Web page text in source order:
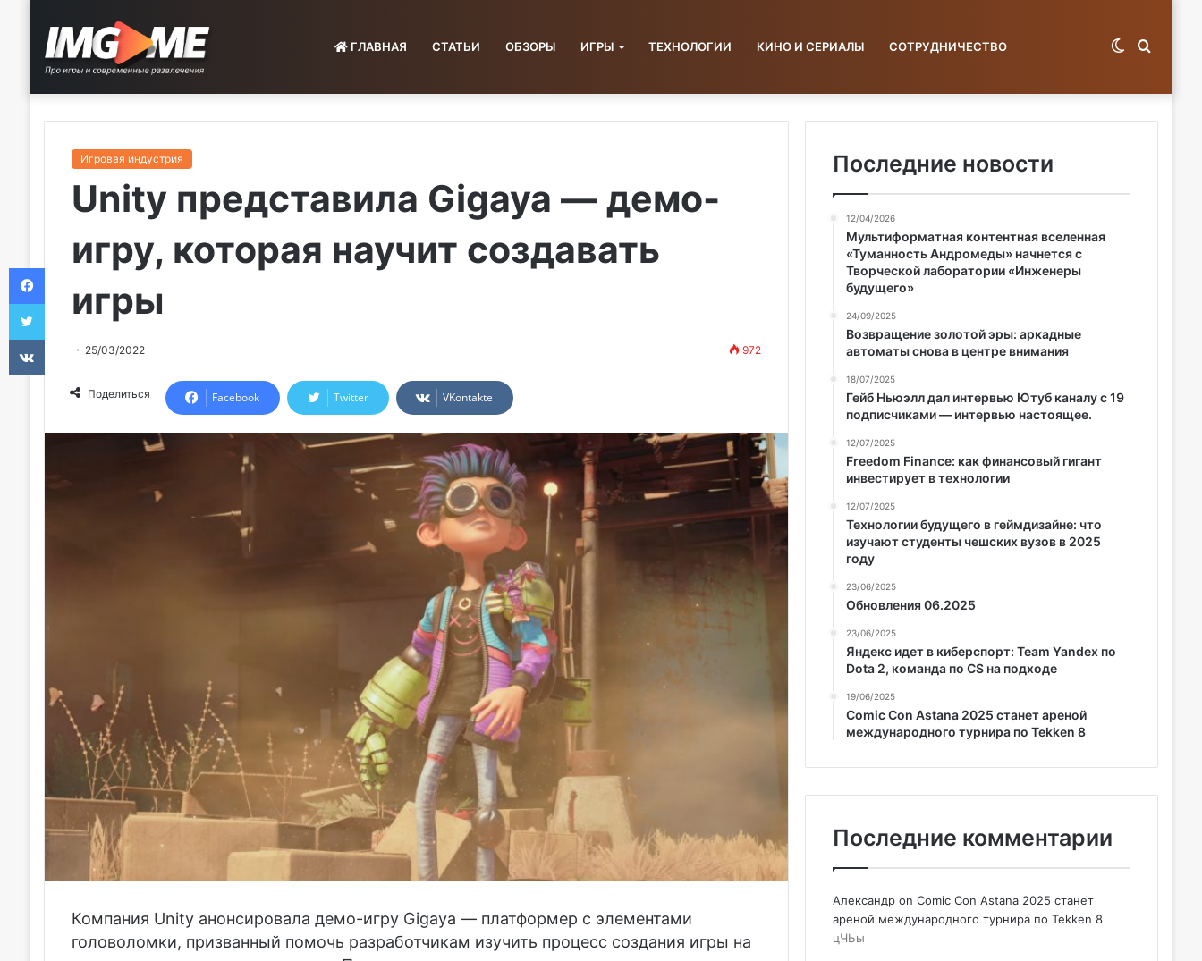
ГЛАВНАЯ СТАТЬИ ОБЗОРЫ ИГРЫ ТЕХНОЛОГИИ КИНО И СЕРИАЛЫ СОТРУДНИЧЕСТВО Switch
Игровая индустрия
Unity представила Gigaya — демо-
игру, которая научит создавать
игры
25/03/2022 972
Поделиться Facebook Twitter VKontakte
Компания Unity анонсировала демо-игру Gigaya — платформер с элементами
головоломки, призванный помочь разработчикам изучить процесс создания игры на
Последние новости
12/04/2026
Мультиформатная контентная вселенная
«Туманность Андромеды» начнется с
Творческой лаборатории «Инженеры
будущего»
24/09/2025
Возвращение золотой эры: аркадные
автоматы снова в центре внимания
18/07/2025
Гейб Ньюэлл дал интервью Ютуб каналу с 19
подписчиками — интервью настоящее.
12/07/2025
Freedom Finance: как финансовый гигант
инвестирует в технологии
12/07/2025
Технологии будущего в геймдизайне: что
изучают студенты чешских вузов в 2025
году
23/06/2025
Обновления 06.2025
23/06/2025
Яндекс идет в киберспорт: Team Yandex по
Dota 2, команда по CS на подходе
19/06/2025
Comic Con Astana 2025 станет ареной
международного турнира по Tekken 8
Последние комментарии
Александр on Comic Con Astana 2025 станет
ареной международного турнира по Tekken 8
цЧЬы
Twitter